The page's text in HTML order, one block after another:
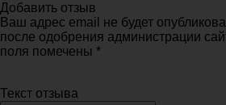
Добавить отзыв
Ваш адрес email не будет
после одобрения администрации
поля помечены *
Текст отзыва